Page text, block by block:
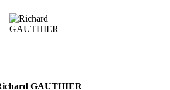
GAUTHIER